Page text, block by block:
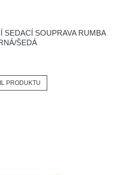
SEDACÍ SOUPRAVA RUMBA
ŠEDÁ
PRODUKTU